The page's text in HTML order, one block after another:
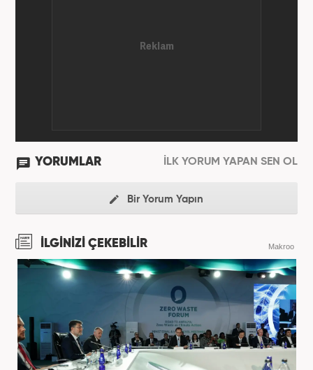
YORUMLAR İLK YORUM YAPAN SEN OL
Bir Yorum Yapın
İLGİNİZİ ÇEKEBİLİR Makroo